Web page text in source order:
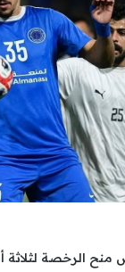
منح الرخصة لثلاثة